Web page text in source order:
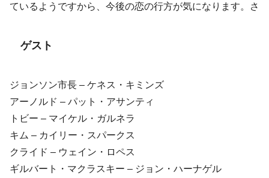
ているようですから、今後の恋の行方が気になります。さ
ゲスト
ジョンソン市長 – ケネス・キミンズ
アーノルド – パット・アサンティ
トビー – マイケル・ガルネラ
キム – カイリー・スパークス
クライド – ウェイン・ロペス
ギルバート・マクラスキー – ジョン・ハーナゲル